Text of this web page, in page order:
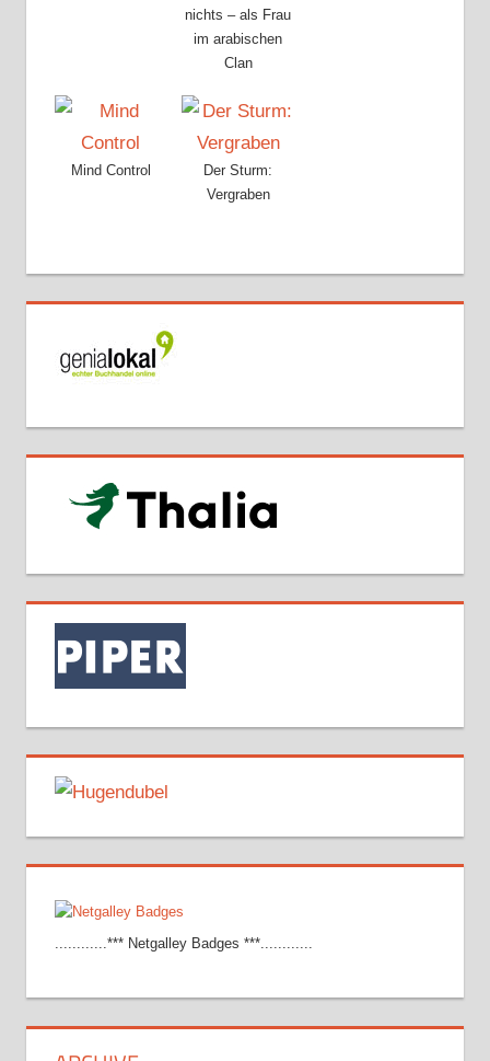
nichts – als Frau
im arabischen
Clan
Mind Control
Der Sturm:
Vergraben
............*** Netgalley Badges ***............